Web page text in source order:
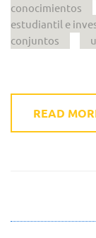
conocimientos
estudiantil e
conjuntos
READ